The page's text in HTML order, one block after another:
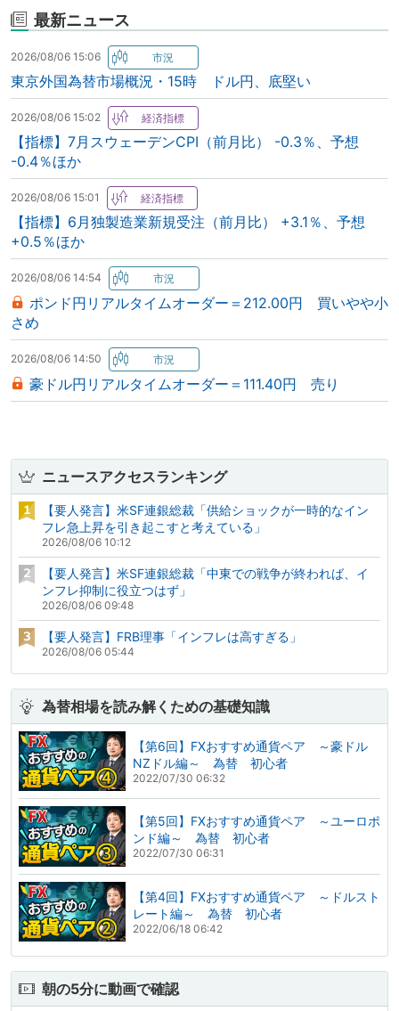
最新ニュース
2026/08/06 15:06
東京外国為替市場概況・15時 ドル円、底堅い
2026/08/06 15:02
【指標】7月スウェーデンCPI（前月比） -0.3％、予想
-0.4％ほか
2026/08/06 15:01
【指標】6月独製造業新規受注（前月比） +3.1％、予想
+0.5％ほか
2026/08/06 14:54
ポンド円リアルタイムオーダー＝212.00円 買いやや小
さめ
2026/08/06 14:50
豪ドル円リアルタイムオーダー＝111.40円 売り
ニュースアクセスランキング
【要人発言】米SF連銀総裁「供給ショックが一時的なイン
フレ急上昇を引き起こすと考えている」
2026/08/06 10:12
【要人発言】米SF連銀総裁「中東での戦争が終われば、イ
ンフレ抑制に役立つはず」
2026/08/06 09:48
【要人発言】FRB理事「インフレは高すぎる」
2026/08/06 05:44
為替相場を読み解くための基礎知識
【第6回】FXおすすめ通貨ペア ～豪ドル
NZドル編～ 為替 初心者
2022/07/30 06:32
【第5回】FXおすすめ通貨ペア ～ユーロポ
ンド編～ 為替 初心者
2022/07/30 06:31
【第4回】FXおすすめ通貨ペア ～ドルスト
レート編～ 為替 初心者
2022/06/18 06:42
朝の5分に動画で確認